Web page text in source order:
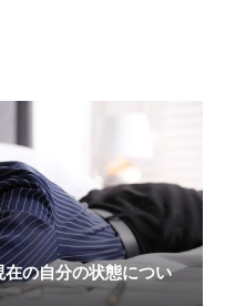
の自分の状態につい